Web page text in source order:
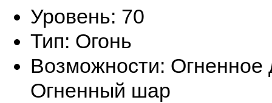
Уровень: 70
Тип: Огонь
Возможности: Огненное
Огненный шар